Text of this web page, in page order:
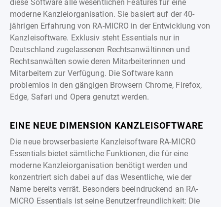
diese Software alle wesentlichen Features für eine
moderne Kanzleiorganisation. Sie basiert auf der 40-
jährigen Erfahrung von RA-MICRO in der Entwicklung von
Kanzleisoftware. Exklusiv steht Essentials nur in
Deutschland zugelassenen Rechtsanwältinnen und
Rechtsanwälten sowie deren Mitarbeiterinnen und
Mitarbeitern zur Verfügung. Die Software kann
problemlos in den gängigen Browsern Chrome, Firefox,
Edge, Safari und Opera genutzt werden.
EINE NEUE DIMENSION KANZLEISOFTWARE
Die neue browserbasierte Kanzleisoftware RA-MICRO
Essentials bietet sämtliche Funktionen, die für eine
moderne Kanzleiorganisation benötigt werden und
konzentriert sich dabei auf das Wesentliche, wie der
Name bereits verrät. Besonders beeindruckend an RA-
MICRO Essentials ist seine Benutzerfreundlichkeit: Die